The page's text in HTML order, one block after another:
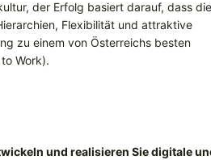
der Erfolg basiert darauf, dass die
Flexibilität und attraktive
zu einem von Österreichs besten
Work).
und realisieren Sie digitale